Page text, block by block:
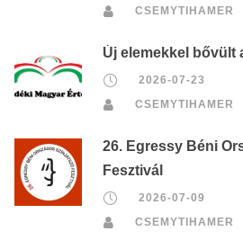
CSEMYTIHAMER
Új elemekkel bővült
2026-07-23
CSEMYTIHAMER
26. Egressy Béni
Fesztivál
2026-07-09
CSEMYTIHAMER